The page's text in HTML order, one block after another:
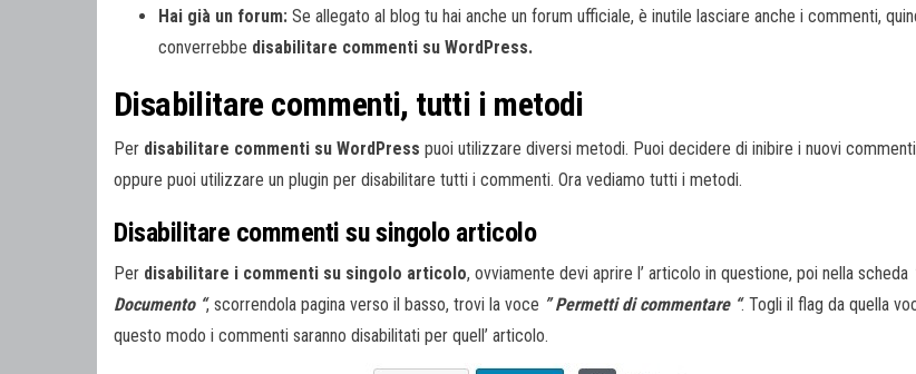
Hai già un forum: Se allegato al blog tu hai anche un forum ufficiale, è inutile lasciare anche i commenti,
converrebbe disabilitare commenti su WordPress.
Disabilitare commenti, tutti i metodi
Per disabilitare commenti su WordPress puoi utilizzare diversi metodi. Puoi decidere di inibire i nuovi
oppure puoi utilizzare un plugin per disabilitare tutti i commenti. Ora vediamo tutti i metodi.
Disabilitare commenti su singolo articolo
Per disabilitare i commenti su singolo articolo, ovviamente devi aprire l’ articolo in questione, poi nella scheda
Documento “, scorrendola pagina verso il basso, trovi la voce ” Permetti di commentare “. Togli il flag da quella
questo modo i commenti saranno disabilitati per quell’ articolo.